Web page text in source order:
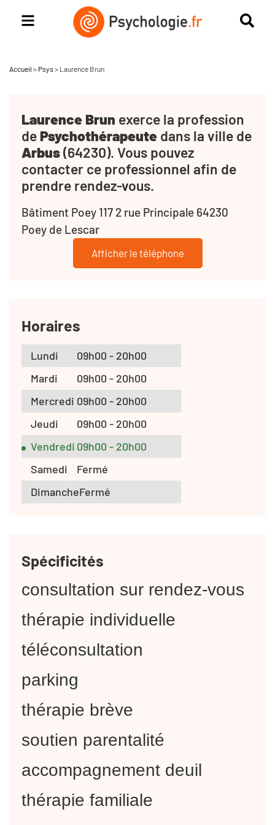
Accueil > Psys > Laurence Brun
Laurence Brun exerce la profession
dePsychothérapeute dans la ville de
Arbus(64230). Vous pouvez
contacter ce professionnel afin de
prendre rendez-vous.
Bâtiment Poey 117 2 rue Principale 64230
Poey de Lescar
Afficher le téléphone
Horaires
Lundi
09h00 - 20h00
Mardi
09h00 - 20h00
Mercredi 09h00 - 20h00
Jeudi
09h00 - 20h00
Vendredi 09h00 - 20h00
Samedi
Fermé
DimancheFermé
Spécificités
consultation sur rendez-vous
thérapie individuelle
téléconsultation
parking
thérapie brève
soutien parentalité
accompagnement deuil
thérapie familiale